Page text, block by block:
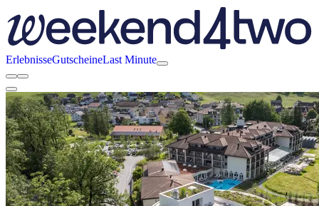
ErlebnisseGutscheineLast Minute